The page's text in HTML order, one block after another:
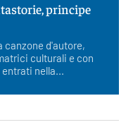
principe
canzone d'autore,
culturali e con
nella...